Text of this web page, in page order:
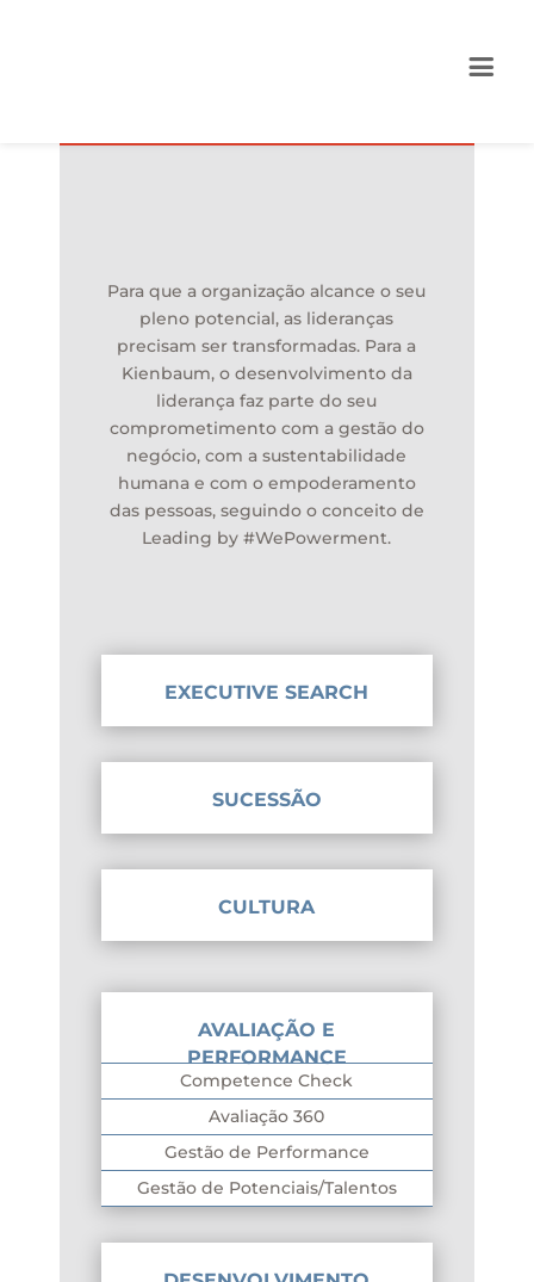
Para que a organização alcance o seu
pleno potencial, as lideranças
precisam ser transformadas. Para a
Kienbaum, o desenvolvimento da
liderança faz parte do seu
comprometimento com a gestão do
negócio, com a sustentabilidade
humana e com o empoderamento
das pessoas, seguindo o conceito de
Leading by #WePowerment.
EXECUTIVE SEARCH
SUCESSÃO
CULTURA
AVALIAÇÃO E
PERFORMANCE
Competence Check
Avaliação 360
Gestão de Performance
Gestão de Potenciais/Talentos